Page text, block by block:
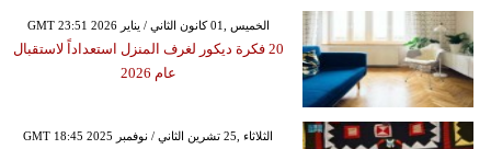
GMT 23:51 2026 الخميس ,01 كانون الثاني / يناير
20 فكرة ديكور لغرف المنزل استعداداً لاستقبال
عام 2026
GMT 18:45 2025 الثلاثاء ,25 تشرين الثاني / نوفمبر